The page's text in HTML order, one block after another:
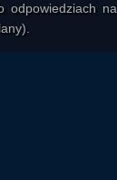
odpowiedziach